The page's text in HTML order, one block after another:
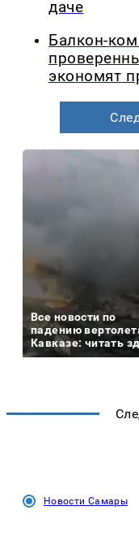
даче
Балкон-
экономят
Все новости по
падению
Кавказе: читать
Новости Самары